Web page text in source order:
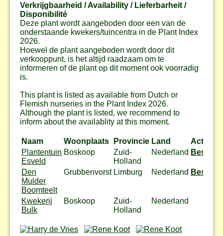
Verkrijgbaarheid / Availability / Lieferbarheit /
Disponibilité
Deze plant wordt aangeboden door een van de
onderstaande kwekers/tuincentra in de Plant Index
2026.
Hoewel de plant aangeboden wordt door dit
verkooppunt, is het altijd raadzaam om te
informeren of de plant op dit moment ook voorradig
is.
This plant is listed as available from Dutch or
Flemish nurseries in the Plant Index 2026.
Although the plant is listed, we recommend to
inform about the availablity at this moment.
Naam Woonplaats Provincie Land
Actie
Plantentuin
Esveld
Boskoop
Zuid-
Holland
Nederland Bestel
Den
Mulder
Boomteelt
Grubbenvorst Limburg Nederland Bestel
Kwekerij
Bulk
Boskoop
Zuid-
Holland
Nederland